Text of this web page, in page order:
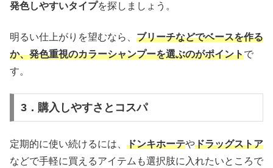
発色しやすいタイプを探しましょう。
明るい仕上がりを望むなら、 ブリーチなどでベースを作る
か、発色重視のカラーシャンプーを選ぶのがポイントで
す。
3．購入しやすさとコスパ
定期的に使い続けるには、 ドンキホーテやドラッグストア
などで手軽に買えるアイテムも選択肢に入れたいところで